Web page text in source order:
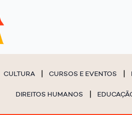
CULTURA CURSOS E EVENTOS
DIREITOS HUMANOS